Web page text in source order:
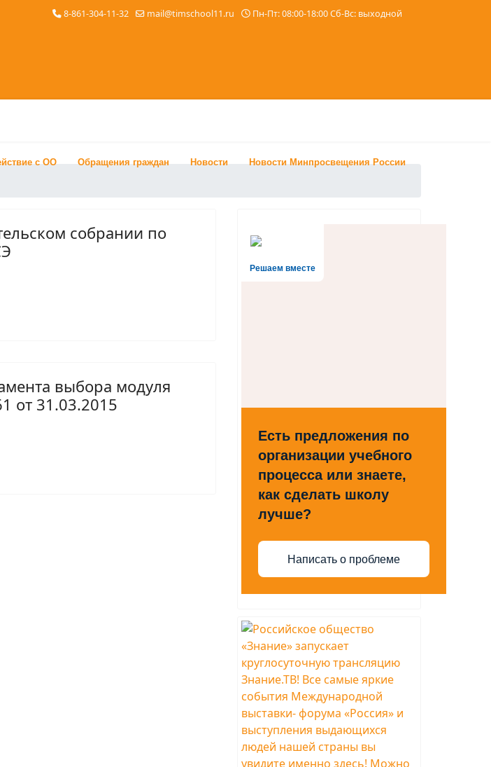
8-861-304-11-32 mail@timschool11.ru Пн-Пт: 08:00-18:00 Сб-Вс: выходной
с ОО Обращения граждан Новости Новости Минпросвещения России
собрании по
выбора модуля
от 31.03.2015
Решаем вместе
Есть предложения по
организации учебного
процесса или знаете,
как сделать школу
лучше?
Написать о проблеме